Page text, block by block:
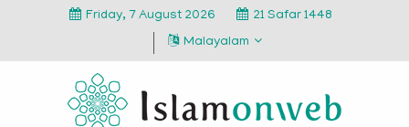
Friday, 7 August 2026
21 Safar 1448
Malayalam